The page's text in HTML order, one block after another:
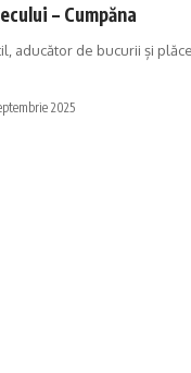
– Cumpăna
aducător de bucurii și
2025